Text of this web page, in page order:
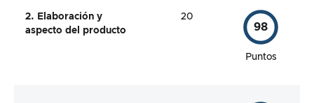
2. Elaboración y
aspecto del producto
20
98
Puntos